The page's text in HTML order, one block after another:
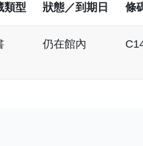
類型 狀態／到期日 條
仍在館內